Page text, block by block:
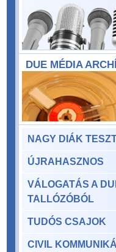
DUE MÉDIA
NAGY DIÁK
ÚJRAHASZNOS
VÁLOGATÁS A
TALLÓZÓBÓL
TUDÓS CSAJOK
CIVIL